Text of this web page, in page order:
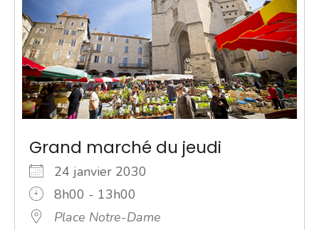
Grand marché du jeudi
24 janvier 2030
8h00 - 13h00
Place Notre-Dame